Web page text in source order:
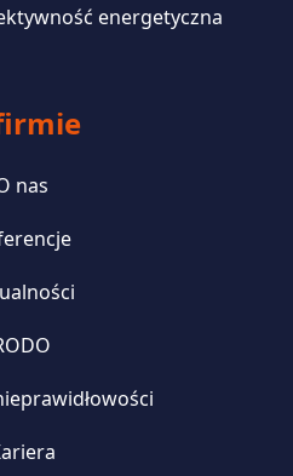
energetyczna
nas